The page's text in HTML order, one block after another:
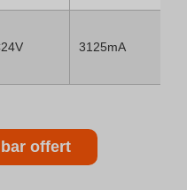
3125mA
offert